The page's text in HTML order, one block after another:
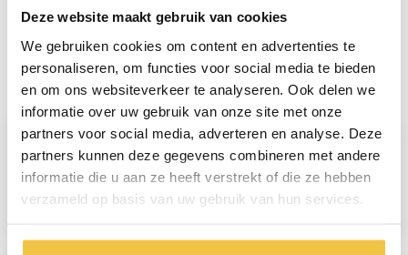
Deze website maakt gebruik van cookies
We gebruiken cookies om content en advertenties te
personaliseren, om functies voor social media te bieden
en om ons websiteverkeer te analyseren. Ook delen we
informatie over uw gebruik van onze site met onze
partners voor social media, adverteren en analyse. Deze
partners kunnen deze gegevens combineren met andere
informatie die u aan ze heeft verstrekt of die ze hebben
verzameld op basis van uw gebruik van hun services.
Start chat
Reviews (10)
MJ Tissink
Heel handig en degelijk leestafeltje!